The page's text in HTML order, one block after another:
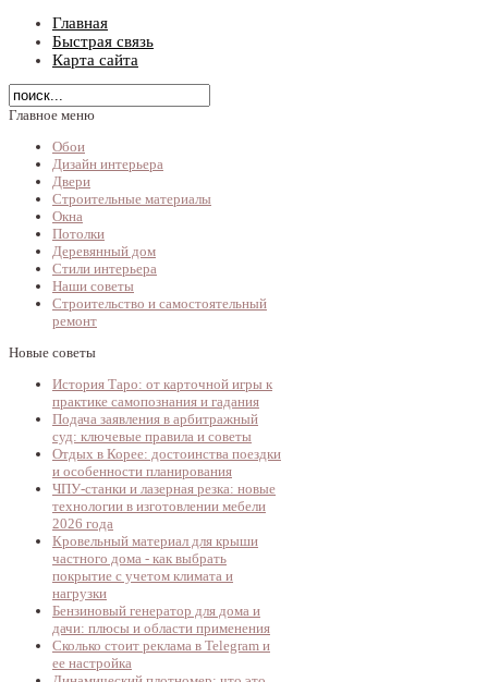
Главная
Быстрая связь
Карта сайта
Главное меню
Обои
Дизайн интерьера
Двери
Строительные материалы
Окна
Потолки
Деревянный дом
Стили интерьера
Наши советы
Строительство и самостоятельный
ремонт
Новые советы
История Таро: от карточной игры к
практике самопознания и гадания
Подача заявления в арбитражный
суд: ключевые правила и советы
Отдых в Корее: достоинства поездки
и особенности планирования
ЧПУ-станки и лазерная резка: новые
технологии в изготовлении мебели
2026 года
Кровельный материал для крыши
частного дома - как выбрать
покрытие с учетом климата и
нагрузки
Бензиновый генератор для дома и
дачи: плюсы и области применения
Сколько стоит реклама в Telegram и
ее настройка